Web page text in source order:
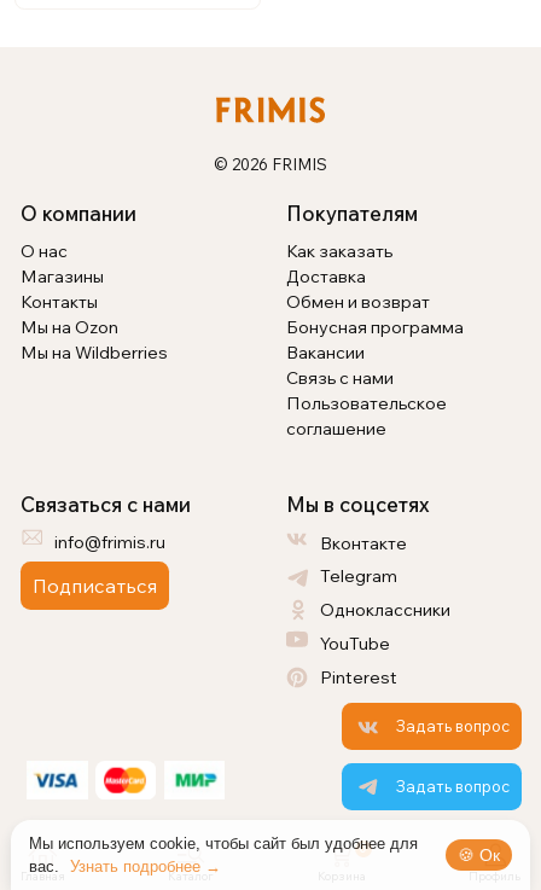
Главная Каталог
0
Профиль
© 2026 FRIMIS
О компании
О нас
Магазины
Контакты
Мы на Ozon
Мы на Wildberries
Покупателям
Как заказать
Доставка
Обмен и возврат
Бонусная программа
Вакансии
Связь с нами
Пользовательское
соглашение
Связаться с нами
info@frimis.ru
Подписаться
Мы в соцсетях
Вконтакте
Telegram
Одноклассники
YouTube
Pinterest
Задать вопрос
Задать вопрос
Мы используем cookie, чтобы сайт был удобнее для
вас.
Узнать подробнее →
🍪 Ок